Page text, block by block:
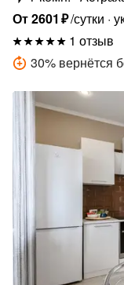
От2601 ₽/сутки
1 отзыв
30% вернётся